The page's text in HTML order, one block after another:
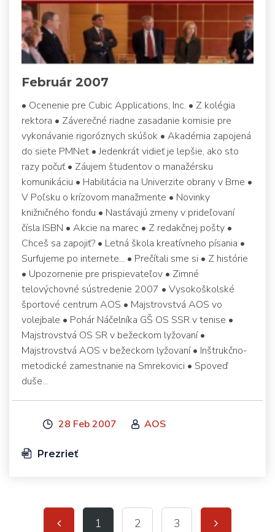
Február 2007
• Ocenenie pre Cubic Applications, Inc. • Z kolégia
rektora • Záverečné riadne zasadanie komisie pre
vykonávanie rigoróznych skúšok • Akadémia zapojená
do siete PMNet • Jedenkrát vidieť je lepšie, ako sto
razy počuť • Záujem študentov o manažérsku
komunikáciu • Habilitácia na Univerzite obrany v Brne •
V Poľsku o krízovom manažmente • Novinky
knižničného fondu • Nastávajú zmeny v prideľovaní
čísla ISBN • Akcie na marec • Z redakčnej pošty •
Chceš sa zapojiť? • Letná škola kreatívneho písania •
Surfujeme po internete... • Prečítali sme si • Z histórie
• Upozornenie pre prispievateľov • Zimné
telovýchovné sústredenie 2007 • Vysokoškolské
športové centrum AOS • Majstrovstvá AOS vo
volejbale • Pohár Náčelníka GŠ OS SSR v tenise •
Majstrovstvá OS SR v bežeckom lyžovaní •
Majstrovstvá AOS v bežeckom lyžovaní • Inštrukčno-
metodické zamestnanie na Smrekovici • Spoveď
duše...
28 Feb 2007 AOS
Prezrieť
1 2 3